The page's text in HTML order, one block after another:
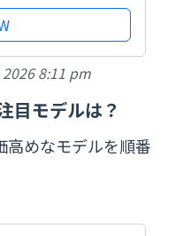
+ Type-C、WiFi
ネス、オフィ
2026 8:11 pm
目モデルは？
高めなモデルを順番